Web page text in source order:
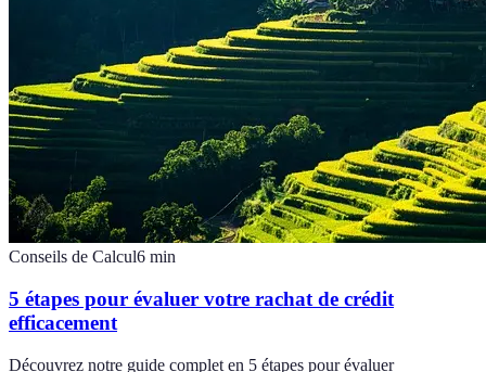
Conseils de Calcul6 min
5 étapes pour évaluer votre rachat de crédit
efficacement
Découvrez notre guide complet en 5 étapes pour évaluer